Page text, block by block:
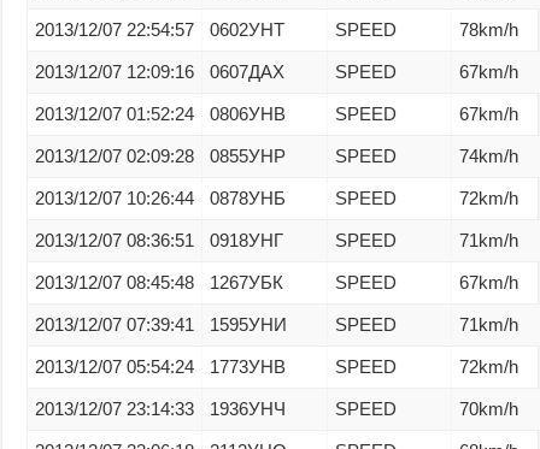
2013/12/07 22:54:57 0602УНТ SPEED 78km/h
2013/12/07 12:09:16 0607ДАХ SPEED 67km/h
2013/12/07 01:52:24 0806УНВ SPEED 67km/h
2013/12/07 02:09:28 0855УНР SPEED 74km/h
2013/12/07 10:26:44 0878УНБ SPEED 72km/h
2013/12/07 08:36:51 0918УНГ SPEED 71km/h
2013/12/07 08:45:48 1267УБК SPEED 67km/h
2013/12/07 07:39:41 1595УНИ SPEED 71km/h
2013/12/07 05:54:24 1773УНВ SPEED 72km/h
2013/12/07 23:14:33 1936УНЧ SPEED 70km/h